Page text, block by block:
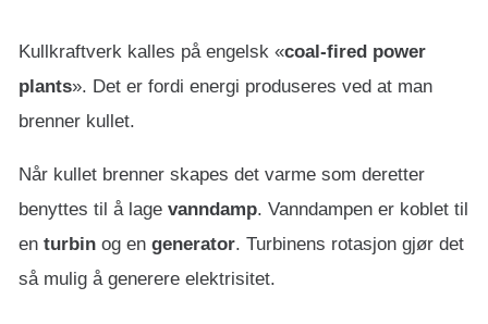
Kullkraftverk kalles på engelsk «coal-fired power
plants». Det er fordi energi produseres ved at man
brenner kullet.
Når kullet brenner skapes det varme som deretter
benyttes til å lage vanndamp. Vanndampen er koblet til
en turbin og en generator. Turbinens rotasjon gjør det
så mulig å generere elektrisitet.